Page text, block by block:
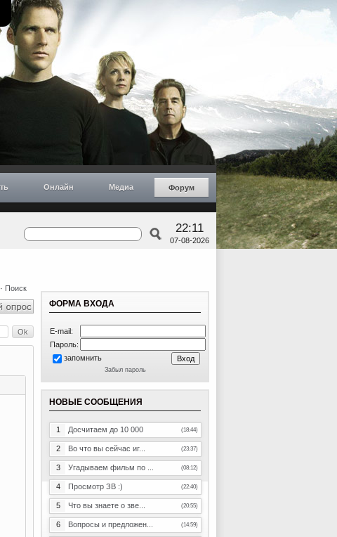
Онлайн Медиа Форум
22:11
07-08-2026
· Поиск
ФОРМА ВХОДА
E-mail:
Пароль:
запомнить
Забыл пароль
НОВЫЕ СООБЩЕНИЯ
1 Досчитаем до 10 000 (18:44)
2 Во что вы сейчас иг... (23:37)
3 Угадываем фильм по ... (08:12)
4 Просмотр ЗВ :) (22:40)
5 Что вы знаете о зве... (20:55)
6 Вопросы и предложен... (14:59)